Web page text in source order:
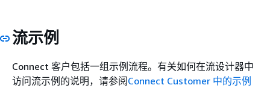
流示例
Connect 客户包括一组示例流程。有关如何在流设计器中
访问流示例的说明，请参阅Connect Customer 中的示例